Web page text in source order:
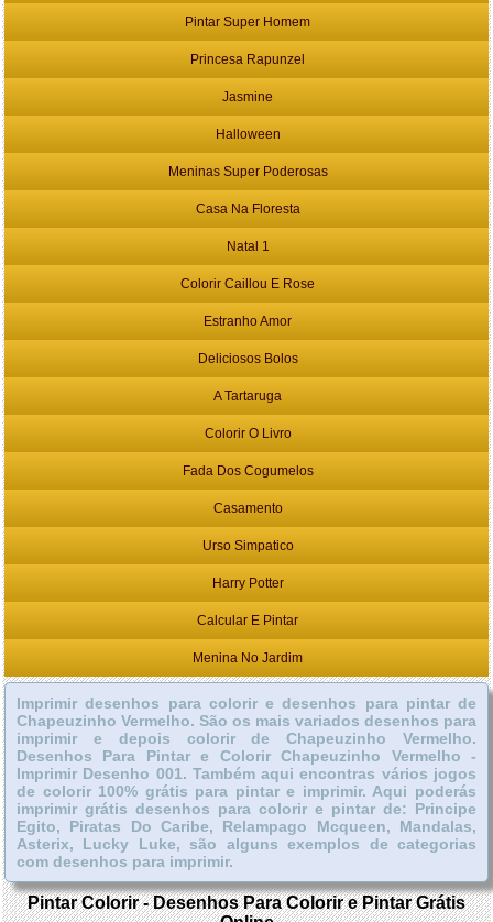
Pintar Super Homem
Princesa Rapunzel
Jasmine
Halloween
Meninas Super Poderosas
Casa Na Floresta
Natal 1
Colorir Caillou E Rose
Estranho Amor
Deliciosos Bolos
A Tartaruga
Colorir O Livro
Fada Dos Cogumelos
Casamento
Urso Simpatico
Harry Potter
Calcular E Pintar
Menina No Jardim
Imprimir desenhos para colorir e desenhos para pintar de
Chapeuzinho Vermelho. São os mais variados desenhos para
imprimir e depois colorir de Chapeuzinho Vermelho.
Desenhos Para Pintar e Colorir Chapeuzinho Vermelho -
Imprimir Desenho 001. Também aqui encontras vários jogos
de colorir 100% grátis para pintar e imprimir. Aqui poderás
imprimir grátis desenhos para colorir e pintar de: Principe
Egito, Piratas Do Caribe, Relampago Mcqueen, Mandalas,
Asterix, Lucky Luke, são alguns exemplos de categorias
com desenhos para imprimir.
Pintar Colorir - Desenhos Para Colorir e Pintar Grátis